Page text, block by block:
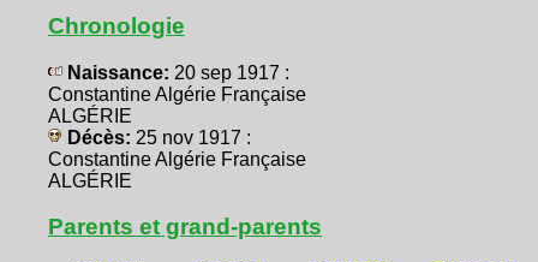
Chronologie
Naissance: 20 sep 1917 :
Constantine Algérie Française
ALGÉRIE
Décès: 25 nov 1917 :
Constantine Algérie Française
ALGÉRIE
Parents et grand-parents